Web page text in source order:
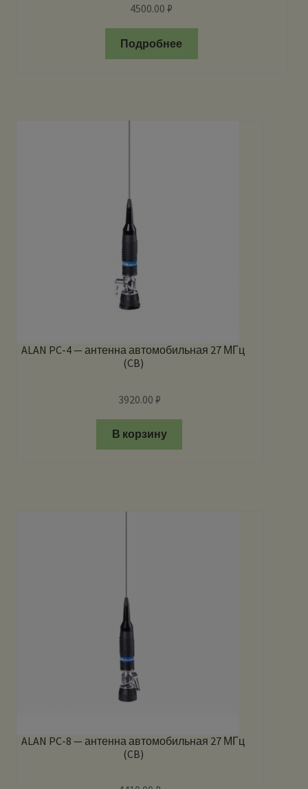
4500.00₽
Подробнее
ALAN PC-4 — антенна автомобильная 27 МГц
(CB)
3920.00 ₽
В корзину
ALAN PC-8 — антенна автомобильная 27 МГц
(CB)